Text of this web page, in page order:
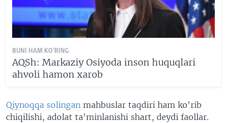
BUNI HAM KO'RING
AQSh: Markaziy Osiyoda inson huquqlari
ahvoli hamon xarob
Qiynoqqa solingan mahbuslar taqdiri ham ko'rib
chiqilishi, adolat ta'minlanishi shart, deydi faollar.